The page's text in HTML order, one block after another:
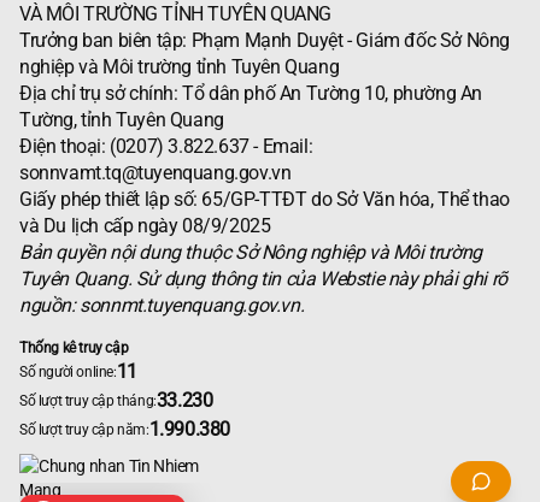
VÀ MÔI TRƯỜNG TỈNH TUYÊN QUANG
Trưởng ban biên tập: Phạm Mạnh Duyệt - Giám đốc Sở Nông
nghiệp và Môi trường tỉnh Tuyên Quang
Địa chỉ trụ sở chính: Tổ dân phố An Tường 10, phường An
Tường, tỉnh Tuyên Quang
Điện thoại: (0207) 3.822.637 - Email:
sonnvamt.tq@tuyenquang.gov.vn
Giấy phép thiết lập số: 65/GP-TTĐT do Sở Văn hóa, Thể thao
và Du lịch cấp ngày 08/9/2025
Bản quyền nội dung thuộc Sở Nông nghiệp và Môi trường
Tuyên Quang. Sử dụng thông tin của Webstie này phải ghi rõ
nguồn: sonnmt.tuyenquang.gov.vn.
Thống kê truy cập
Số người online:11
Số lượt truy cập tháng:33.230
Số lượt truy cập năm:1.990.380